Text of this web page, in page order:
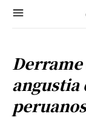
angustia
peruanos